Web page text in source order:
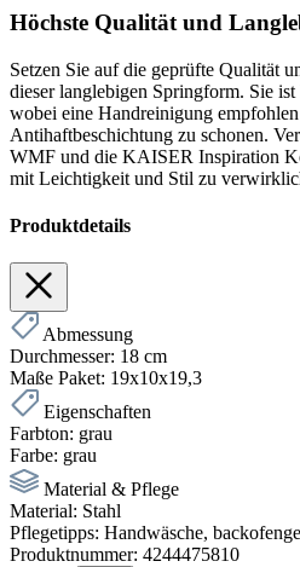
Höchste Qualität und
Setzen Sie auf die geprüfte Qualität
dieser langlebigen Springform. Sie
wobei eine Handreinigung
Antihaftbeschichtung zu schonen.
WMF und die KAISER Inspiration
mit Leichtigkeit und Stil zu
Produktdetails
Abmessung
Durchmesser: 18 cm
Maße Paket: 19x10x19,3
Eigenschaften
Farbton: grau
Farbe: grau
Material & Pflege
Material: Stahl
Pflegetipps: Handwäsche,
Produktnummer: 4244475810